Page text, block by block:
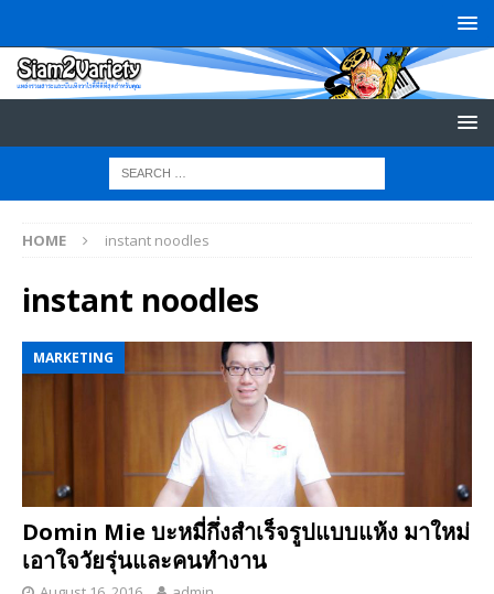
HOME instant noodles
instant noodles
MARKETING
Domin Mie บะหมี่กึ่งสำเร็จรูปแบบแห้ง มาใหม่
เอาใจวัยรุ่นและคนทำงาน